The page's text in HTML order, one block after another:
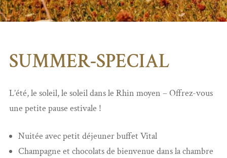
SUMMER-SPECIAL
L’été, le soleil, le soleil dans le Rhin moyen – Offrez-vous
une petite pause estivale !
Nuitée avec petit déjeuner buffet Vital
Champagne et chocolats de bienvenue dans la chambre